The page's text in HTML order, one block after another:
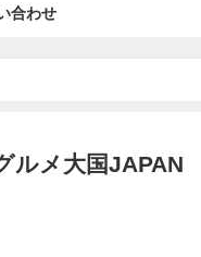
合わせ
ルメ大国JAPAN